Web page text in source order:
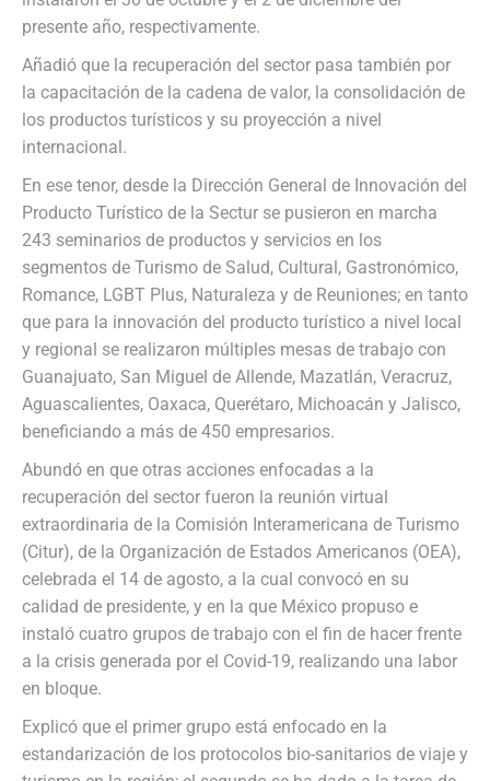
presente año, respectivamente.
Añadió que la recuperación del sector pasa también por
la capacitación de la cadena de valor, la consolidación de
los productos turísticos y su proyección a nivel
internacional.
En ese tenor, desde la Dirección General de Innovación del
Producto Turístico de la Sectur se pusieron en marcha
243 seminarios de productos y servicios en los
segmentos de Turismo de Salud, Cultural, Gastronómico,
Romance, LGBT Plus, Naturaleza y de Reuniones; en tanto
que para la innovación del producto turístico a nivel local
y regional se realizaron múltiples mesas de trabajo con
Guanajuato, San Miguel de Allende, Mazatlán, Veracruz,
Aguascalientes, Oaxaca, Querétaro, Michoacán y Jalisco,
beneficiando a más de 450 empresarios.
Abundó en que otras acciones enfocadas a la
recuperación del sector fueron la reunión virtual
extraordinaria de la Comisión Interamericana de Turismo
(Citur), de la Organización de Estados Americanos (OEA),
celebrada el 14 de agosto, a la cual convocó en su
calidad de presidente, y en la que México propuso e
instaló cuatro grupos de trabajo con el fin de hacer frente
a la crisis generada por el Covid-19, realizando una labor
en bloque.
Explicó que el primer grupo está enfocado en la
estandarización de los protocolos bio-sanitarios de viaje y